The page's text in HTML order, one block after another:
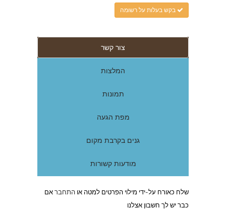
בקש בעלות על רשומה
צור קשר
המלצות
תמונות
מפת הגעה
גנים בקרבת מקום
מודעות קשורות
שלח כאורח על-ידי מילוי הפרטים למטה או התחבראם
כבר יש לך חשבון אצלנו